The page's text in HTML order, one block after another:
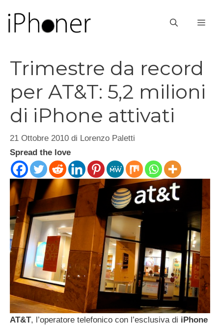
contenuto
Trimestre da record
per AT&T: 5,2 milioni
di iPhone attivati
21 Ottobre 2010 di Lorenzo Paletti
Spread the love
AT&T, l’operatore telefonico con l’esclusiva di iPhone